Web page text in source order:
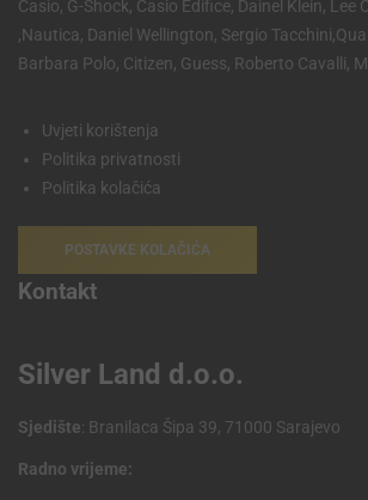
Casio, G-Shock, Casio Edifice, Dainel Klein, Lee
,Nautica, Daniel Wellington, Sergio
Barbara Polo, Citizen, Guess, Roberto Cavalli,
Uvjeti korištenja
Politika privatnosti
Politika kolačića
POSTAVKE KOLAČIĆA
Kontakt
Silver Land d.o.o.
Sjedište: Branilaca Šipa 39, 71000 Sarajevo
Radno vrijeme: